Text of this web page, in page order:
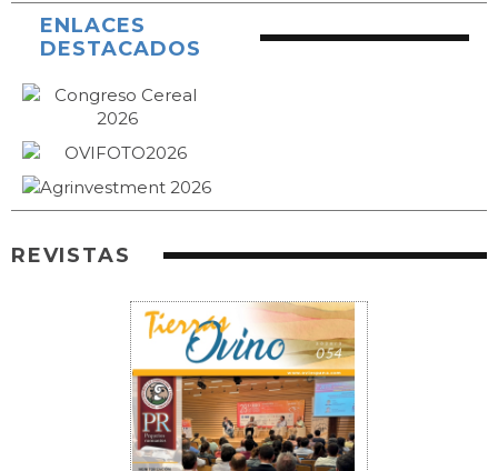
ENLACES
DESTACADOS
REVISTAS